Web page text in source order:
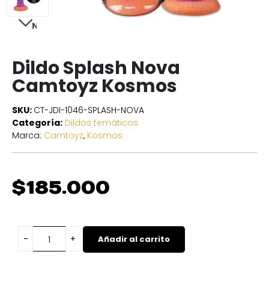
NEXT
Dildo Splash Nova
Camtoyz Kosmos
SKU: CT-JDI-1046-SPLASH-NOVA
Categoría: Dildos temáticos
Marca: Camtoyz, Kosmos
$185.000
Añadir al carrito